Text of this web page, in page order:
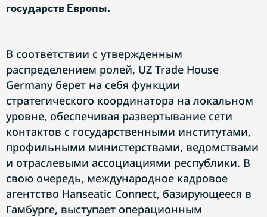
государств Европы.
В соответствии с утвержденным
распределением ролей, UZ Trade House
Germany берет на себя функции
стратегического координатора на локальном
уровне, обеспечивая развертывание сети
контактов с государственными институтами,
профильными министерствами, ведомствами
и отраслевыми ассоциациями республики. В
свою очередь, международное кадровое
агентство Hanseatic Connect, базирующееся в
Гамбурге, выступает операционным